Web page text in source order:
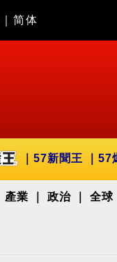
简体
57新聞王 57
產業 政治 全球